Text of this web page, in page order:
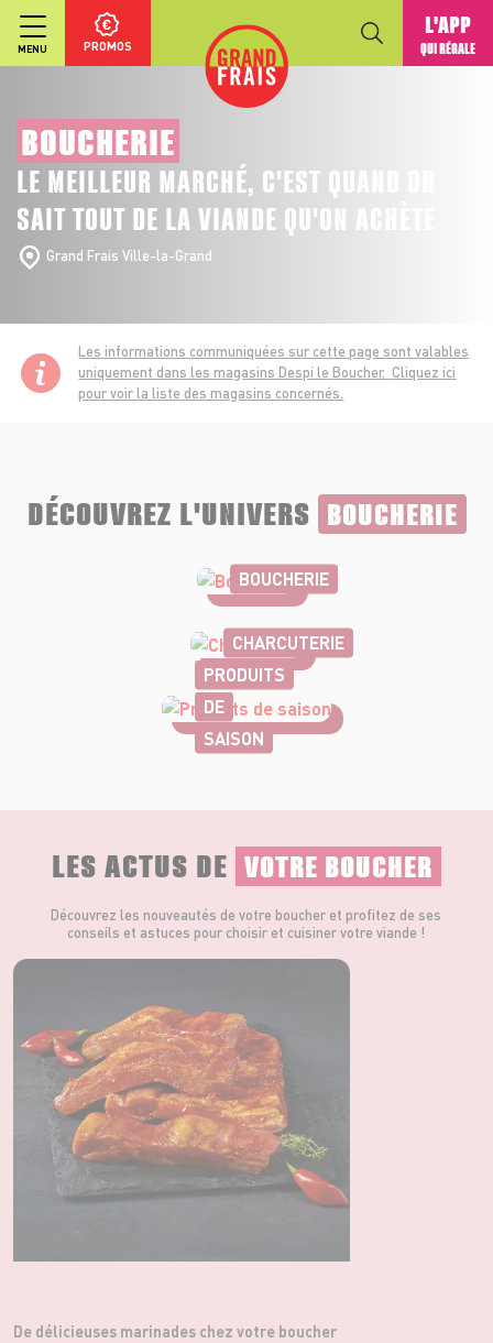
MENU PROMOS
L'APP
QUI RÉGALE
BOUCHERIE
LE MEILLEUR MARCHÉ, C'EST QUAND ON
SAIT TOUT DE LA VIANDE QU'ON ACHÈTE
Grand Frais Ville-la-Grand
Les informations communiquées sur cette page sont valables
uniquement dans les magasins Despi le Boucher. Cliquez ici
pour voir la liste des magasins concernés.
DÉCOUVREZ L'UNIVERS BOUCHERIE
BOUCHERIE
CHARCUTERIE
PRODUITS
DE
SAISON
LES ACTUS DE VOTRE BOUCHER
Découvrez les nouveautés de votre boucher et profitez de ses
conseils et astuces pour choisir et cuisiner votre viande !
De délicieuses marinades chez votre boucher